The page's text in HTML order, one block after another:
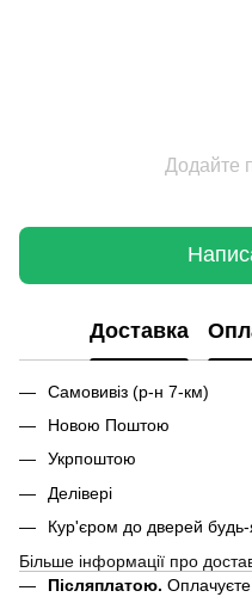
Додайте
Доставка
Самовивіз (р-н 7-км)
Новою Поштою
Укрпоштою
Делівері
Кур'єром до дверей будь-
Більше інформації про
Післяплатою.